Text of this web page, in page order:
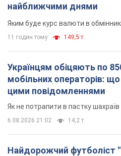
найближчими днями
Яким буде курс валюти в
11 годин тому 149,5 т.
Українцям обіцяють по
мобільних операторів:
цими повідомленнями
Як не потрапити в пастку шахраїв
6.08.2026 21:02 14,2 т.
Найдорожчий футболіст